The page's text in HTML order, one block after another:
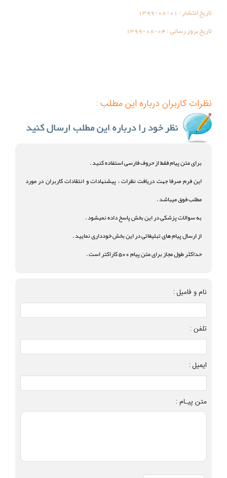
تاریخ انتشار : 1399-08-01
تاریخ بروز رسانی :1399-08-04
نظرات کاربران درباره این مطلب :
برای متن پیام فقط از حروف فارسی استفاده کنید .
این فرم صرفا جهت دریافت نظرات ، پیشنهادات و انتقادات کاربران در مورد
مطلب فوق میباشد .
به سوالات پزشکی در این بخش پاسخ داده نمیشود .
از ارسال پیام های تبلیغاتی در این بخش خودداری نمایید .
حداکثر طول مجاز برای متن پیام 500 کاراکتر است .
نام و فامیل :
تلفن :
ایمیل :
متن پیـام :